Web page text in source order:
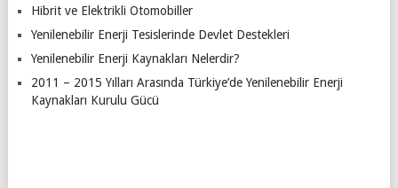
Hibrit ve Elektrikli Otomobiller
Yenilenebilir Enerji Tesislerinde Devlet Destekleri
Yenilenebilir Enerji Kaynakları Nelerdir?
2011 – 2015 Yılları Arasında Türkiye’de Yenilenebilir Enerji
Kaynakları Kurulu Gücü